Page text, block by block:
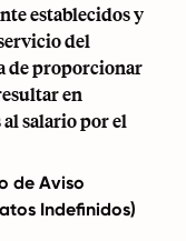
establecidos y
del
de proporcionar
en
salario por el
de Aviso
Indefinidos)